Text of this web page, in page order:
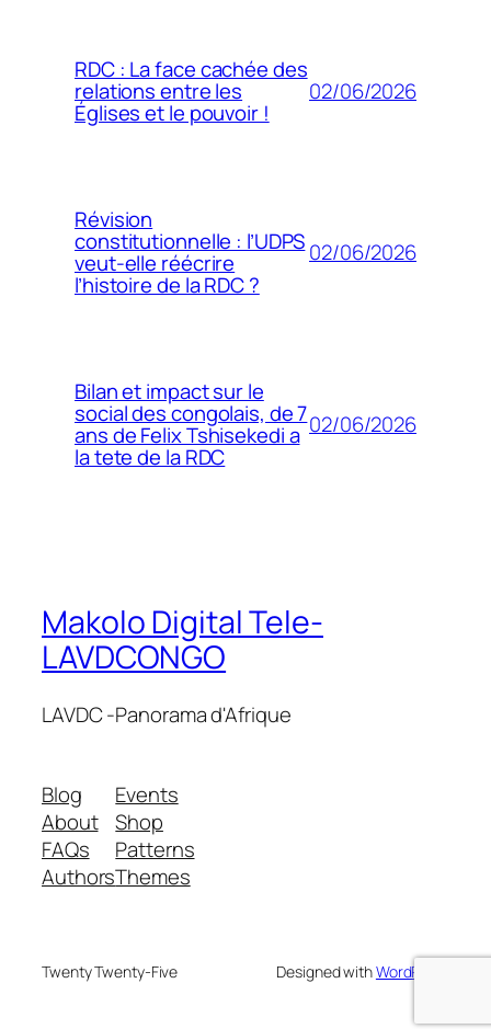
RDC : La face cachée des
relations entre les
Églises et le pouvoir !
02/06/2026
Révision
constitutionnelle : l’UDPS
veut-elle réécrire
l’histoire de la RDC ?
02/06/2026
Bilan et impact sur le
social des congolais, de 7
ans de Felix Tshisekedi a
la tete de la RDC
02/06/2026
Makolo Digital Tele-
LAVDCONGO
LAVDC -Panorama d'Afrique
Blog
About
FAQs
Authors
Events
Shop
Patterns
Themes
Twenty Twenty-Five Designed withWordPress